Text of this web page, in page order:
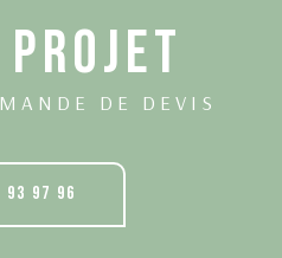
DE DEVIS
93 97 96